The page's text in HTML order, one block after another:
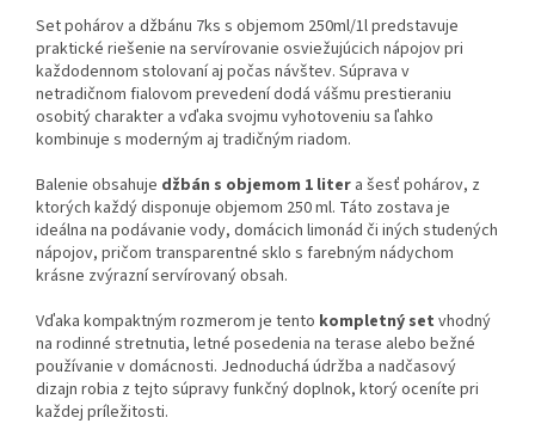
Set pohárov a džbánu 7ks s objemom 250ml/1l predstavuje
praktické riešenie na servírovanie osviežujúcich nápojov pri
každodennom stolovaní aj počas návštev. Súprava v
netradičnom fialovom prevedení dodá vášmu prestieraniu
osobitý charakter a vďaka svojmu vyhotoveniu sa ľahko
kombinuje s moderným aj tradičným riadom.
Balenie obsahuje džbán s objemom 1 liter a šesť pohárov, z
ktorých každý disponuje objemom 250 ml. Táto zostava je
ideálna na podávanie vody, domácich limonád či iných studených
nápojov, pričom transparentné sklo s farebným nádychom
krásne zvýrazní servírovaný obsah.
Vďaka kompaktným rozmerom je tento kompletný set vhodný
na rodinné stretnutia, letné posedenia na terase alebo bežné
používanie v domácnosti. Jednoduchá údržba a nadčasový
dizajn robia z tejto súpravy funkčný doplnok, ktorý oceníte pri
každej príležitosti.